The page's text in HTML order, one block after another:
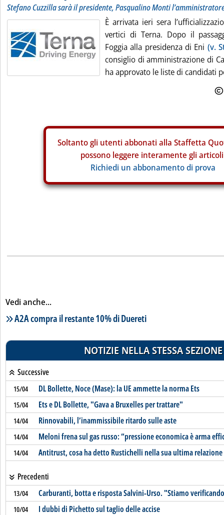
Stefano Cuzzilla sarà il presidente, Pasqualino Monti
È arrivata ieri sera
vertici di Terna. Dopo il
Foggia alla presidenza di Eni (v.
consiglio di amministrazione di
ha approvato le liste di candidati
Soltanto gli utenti abbonati alla Staffetta
possono leggere interamente gli
Richiedi un abbonamento di prova
Vedi anche...
Lista notizie correlate
A2A compra il restante 10% di Duereti
NOTIZIE NELLA STESSA SEZIONE
Successive
15/04 DL Bollette, Noce (Mase): la UE ammette la norma Ets
15/04 Ets e DL Bollette, "Gava a Bruxelles per trattare"
14/04 Rinnovabili, l’inammissibile ritardo sulle aste
14/04 Meloni frena sul gas russo: “pressione economica è arma
14/04 Antitrust, cosa ha detto Rustichelli nella sua ultima relazione
Precedenti
13/04 Carburanti, botta e risposta Salvini-Urso. "Stiamo
10/04 I dubbi di Pichetto sul taglio delle accise